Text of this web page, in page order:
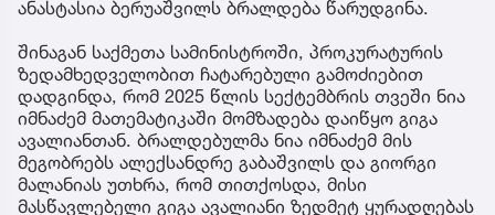
ანასტასია ბერუაშვილს ბრალდება წარუდგინა.
შინაგან საქმეთა სამინისტროში, პროკურატურის
ზედამხედველობით ჩატარებული გამოძიებით
დადგინდა, რომ 2025 წლის სექტემბრის თვეში ნია
იმნაძემ მათემატიკაში მომზადება დაიწყო გიგა
ავალიანთან. ბრალდებულმა ნია იმნაძემ მის
მეგობრებს ალექსანდრე გაბაშვილს და გიორგი
მალანიას უთხრა, რომ თითქოსდა, მისი
მასწავლებელი გიგა ავალიანი ზედმეტ ყურადღებას